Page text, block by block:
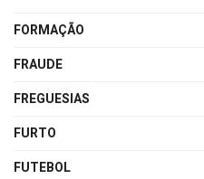
FORMAÇÃO
FRAUDE
FREGUESIAS
FURTO
FUTEBOL